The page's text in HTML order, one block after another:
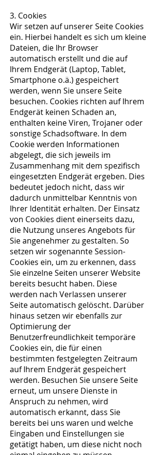
3. Cookies
Wir setzen auf unserer Seite Cookies
ein. Hierbei handelt es sich um kleine
Dateien, die Ihr Browser
automatisch erstellt und die auf
Ihrem Endgerät (Laptop, Tablet,
Smartphone o.ä.) gespeichert
werden, wenn Sie unsere Seite
besuchen. Cookies richten auf Ihrem
Endgerät keinen Schaden an,
enthalten keine Viren, Trojaner oder
sonstige Schadsoftware. In dem
Cookie werden Informationen
abgelegt, die sich jeweils im
Zusammenhang mit dem spezifisch
eingesetzten Endgerät ergeben. Dies
bedeutet jedoch nicht, dass wir
dadurch unmittelbar Kenntnis von
Ihrer Identität erhalten. Der Einsatz
von Cookies dient einerseits dazu,
die Nutzung unseres Angebots für
Sie angenehmer zu gestalten. So
setzen wir sogenannte Session-
Cookies ein, um zu erkennen, dass
Sie einzelne Seiten unserer Website
bereits besucht haben. Diese
werden nach Verlassen unserer
Seite automatisch gelöscht. Darüber
hinaus setzen wir ebenfalls zur
Optimierung der
Benutzerfreundlichkeit temporäre
Cookies ein, die für einen
bestimmten festgelegten Zeitraum
auf Ihrem Endgerät gespeichert
werden. Besuchen Sie unsere Seite
erneut, um unsere Dienste in
Anspruch zu nehmen, wird
automatisch erkannt, dass Sie
bereits bei uns waren und welche
Eingaben und Einstellungen sie
getätigt haben, um diese nicht noch